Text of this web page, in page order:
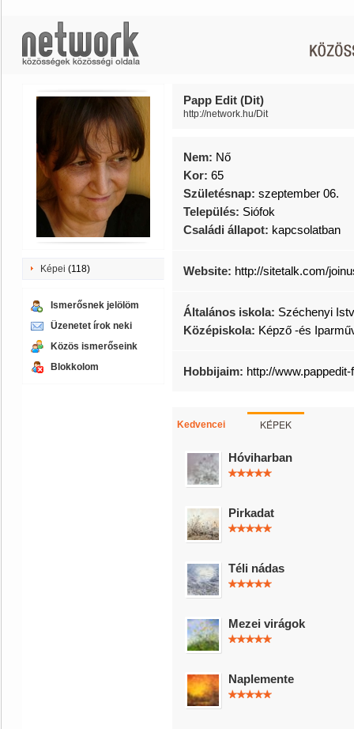
Képei (118)
Ismerősnek jelölöm
Üzenetet írok neki
Közös ismerőseink
Blokkolom
Papp Edit (Dit)
http://network.hu/Dit
Nem: Nő
Kor: 65
Születésnap: szeptember 06.
Település: Siófok
Családi állapot: kapcsolatban
Website: http://sitetalk.com/
Általános iskola: Széchenyi
Középiskola: Képző -és
Hobbijaim: http://
Kedvencei KÉPEK
Hóviharban
Pirkadat
Téli nádas
Mezei virágok
Naplemente